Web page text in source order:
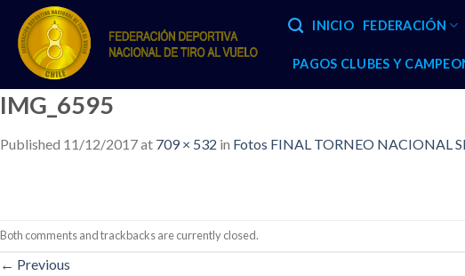
content
INICIO FEDERACIÓN
PAGOS CLUBES Y
IMG_6595
Published 11/12/2017at 709 × 532 in Fotos FINAL TORNEO NACIONAL
Both comments and trackbacks are currently closed.
← Previous